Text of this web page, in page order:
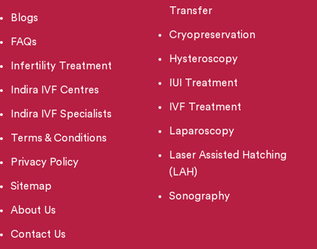
Blogs
FAQs
Infertility Treatment
Indira IVF Centres
Indira IVF Specialists
Terms & Conditions
Privacy Policy
Sitemap
About Us
Contact Us
Transfer
Cryopreservation
Hysteroscopy
IUI Treatment
IVF Treatment
Laparoscopy
Laser Assisted Hatching
(LAH)
Sonography